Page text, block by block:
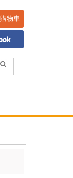
購物車